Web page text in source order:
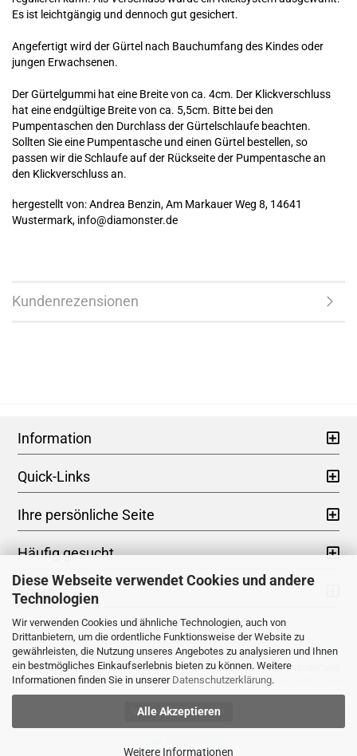
Diese Webseite verwendet Cookies und andere
Technologien
Wir verwenden Cookies und ähnliche Technologien, auch von
Drittanbietern, um die ordentliche Funktionsweise der Website zu
gewährleisten, die Nutzung unseres Angebotes zu analysieren und Ihnen
ein bestmögliches Einkaufserlebnis bieten zu können. Weitere
Informationen finden Sie in unserer Datenschutzerklärung.
Alle Akzeptieren
Weitere Informationen
Es ist leichtgängig und dennoch gut gesichert.
Angefertigt wird der Gürtel nach Bauchumfang des Kindes oder
jungen Erwachsenen.
Der Gürtelgummi hat eine Breite von ca. 4cm. Der Klickverschluss
hat eine endgültige Breite von ca. 5,5cm. Bitte bei den
Pumpentaschen den Durchlass der Gürtelschlaufe beachten.
Sollten Sie eine Pumpentasche und einen Gürtel bestellen, so
passen wir die Schlaufe auf der Rückseite der Pumpentasche an
den Klickverschluss an.
hergestellt von: Andrea Benzin, Am Markauer Weg 8, 14641
Wustermark, info@diamonster.de
Kundenrezensionen
Information
Quick-Links
Ihre persönliche Seite
Häufig gesucht
Share
Impressum|AGB|Datenschutz|Widerrufsrecht
* Kein Steuerausweis gem. Kleinuntern.-Reg.§19 UStG zzgl.Versandkosten
** Gilt für Lieferungen nach Deutschland. Lieferzeiten für andere Länder und
Informationen zur Berechnung des Liefertermins siehe hier -Versandinfoseite
Vertrag widerrufen